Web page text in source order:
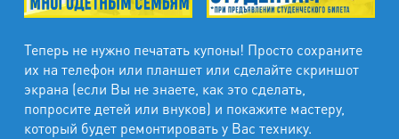
Теперь не нужно печатать купоны! Просто сохраните
их на телефон или планшет или сделайте скриншот
экрана (если Вы не знаете, как это сделать,
попросите детей или внуков) и покажите мастеру,
который будет ремонтировать у Вас технику.